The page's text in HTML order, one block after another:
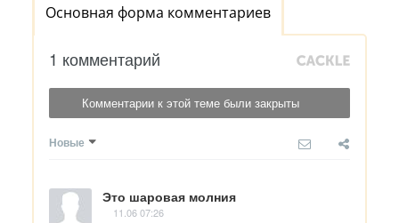
Основная форма комментариев
1 комментарий
Комментарии к этой теме были закрыты
Новые
Это шаровая молния
11.06 07:26